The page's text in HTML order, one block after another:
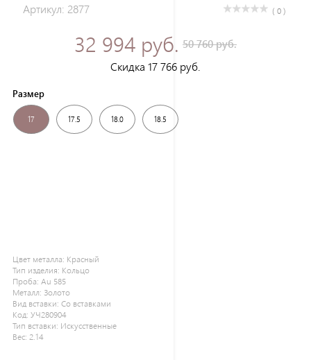
Артикул: 2877 ( 0 )
32 994 руб. 50 760 руб.
Скидка 17 766 руб.
Размер
17 17.5 18.0 18.5
Цвет металла: Красный
Тип изделия: Кольцо
Проба: Au 585
Металл: Золото
Вид вставки: Со вставками
Код: УЧ280904
Тип вставки: Искусственные
Вес: 2.14